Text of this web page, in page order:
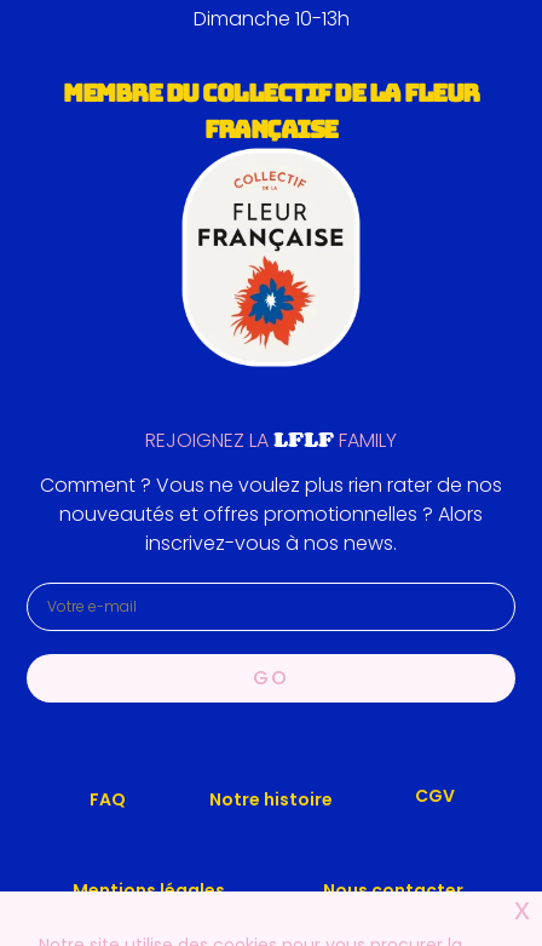
Dimanche 10-13h
MEMBRE DU COLLECTIF DE LA FLEUR
FRANÇAISE
REJOIGNEZ LALFLFFAMILY
Comment ? Vous ne voulez plus rien rater de nos
nouveautés et offres promotionnelles ? Alors
inscrivez-vous à nos news.
GO
FAQ Notre histoire CGV
Mentions légales Nous contacter
x